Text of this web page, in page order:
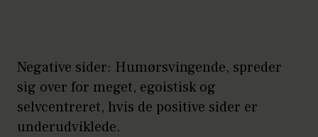
Negative sider: Humørsvingende, spreder
sig over for meget, egoistisk og
selvcentreret, hvis de positive sider er
underudviklede.